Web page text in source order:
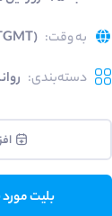
به وقت:
دسته‌بندی:
بلیت مورد